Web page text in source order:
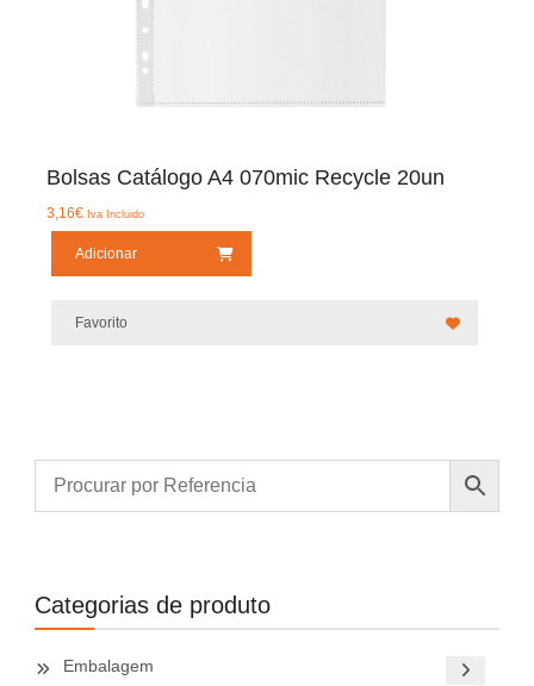
Bolsas Catálogo A4 070mic Recycle 20un
3,16€ Iva Incluido
Adicionar
Favorito
Categorias de produto
Embalagem